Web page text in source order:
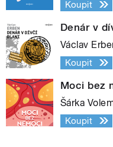
Koupit
Denár v
Václav
Koupit
Moci bez
Šárka
Koupit